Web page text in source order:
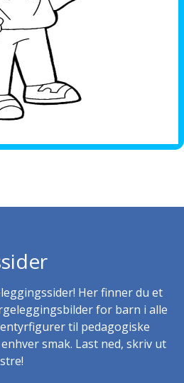
Her finner du et
for barn i alle
til pedagogiske
smak. Last ned, skriv ut